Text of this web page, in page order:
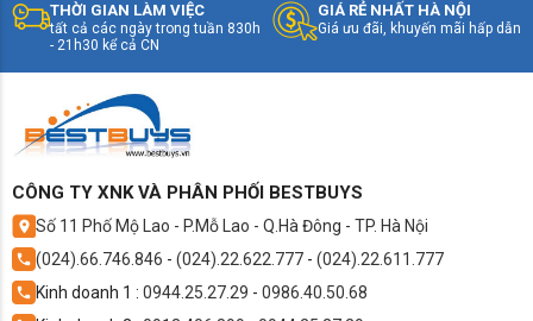
THỜI GIAN LÀM VIỆC
tất cả các ngày trong tuần 830h
- 21h30 kể cả CN
GIÁ RẺ NHẤT HÀ NỘI
Giá ưu đãi, khuyến mãi hấp dẫn
CÔNG TY XNK VÀ PHÂN PHỐI BESTBUYS
Số 11 Phố Mộ Lao - P.Mỗ Lao - Q.Hà Đông - TP. Hà Nội
(024).66.746.846 - (024).22.622.777 - (024).22.611.777
Kinh doanh 1 : 0944.25.27.29 - 0986.40.50.68